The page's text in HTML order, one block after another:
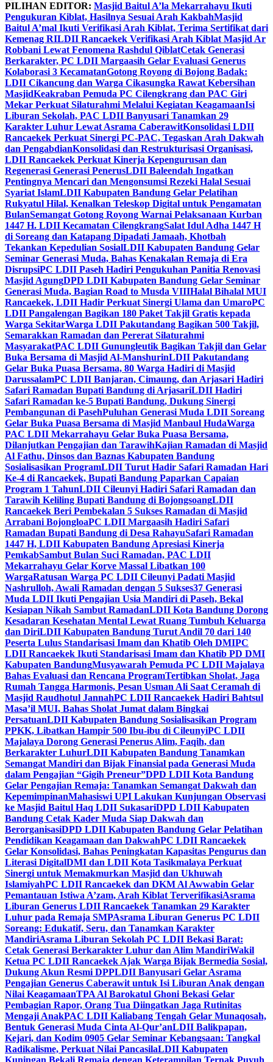
PILIHAN EDITOR: Masjid Baitul A’la Mekarrahayu Ikuti
Pengukuran Kiblat, Hasilnya Sesuai Arah KakbahMasjid
Baitul A’mal Ikuti Verifikasi Arah Kiblat, Terima Sertifikat dari
Kemenag RILDII Rancaekek Verifikasi Arah Kiblat Masjid Ar
Robbani Lewat Fenomena Rashdul QiblatCetak Generasi
Berkarakter, PC LDII Margaasih Gelar Evaluasi Generus
Kolaborasi 3 KecamatanGotong Royong di Bojong Badak:
LDII Cikancung dan Warga Cikasungka Rawat Kebersihan
MasjidKeakraban Pemuda PC Cilengkrang dan PAC Giri
Mekar Perkuat Silaturahmi Melalui Kegiatan KeagamaanIsi
Liburan Sekolah, PAC LDII Banyusari Tanamkan 29
Karakter Luhur Lewat Asrama CaberawitKonsolidasi LDII
Rancaekek Perkuat Sinergi PC-PAC, Tegaskan Arah Dakwah
dan PengabdianKonsolidasi dan Restrukturisasi Organisasi,
LDII Rancaekek Perkuat Kinerja Kepengurusan dan
Regenerasi Generasi PenerusLDII Baleendah Ingatkan
Pentingnya Mencari dan Mengonsumsi Rezeki Halal Sesuai
Syariat IslamLDII Kabupaten Bandung Gelar Pelatihan
Rukyatul Hilal, Kenalkan Teleskop Digital untuk Pengamatan
BulanSemangat Gotong Royong Warnai Pelaksanaan Kurban
1447 H. LDII Kecamatan CilengkrangSalat Idul Adha 1447 H
di Soreang dan Katapang Dipadati Jamaah, Khotbah
Tekankan Kepedulian SosialLDII Kabupaten Bandung Gelar
Seminar Generasi Muda, Bahas Kenakalan Remaja di Era
DisrupsiPC LDII Paseh Hadiri Pengukuhan Panitia Renovasi
Masjid AgungDPD LDII Kabupaten Bandung Gelar Seminar
Generasi Muda, Bagian Road to Musda VIIIHalal Bihalal MUI
Rancaekek, LDII Hadir Perkuat Sinergi Ulama dan UmaroPC
LDII Pangalengan Bagikan 180 Paket Takjil Gratis kepada
Warga SekitarWarga LDII Pakutandang Bagikan 500 Takjil,
Semarakkan Ramadan dan Pererat Silaturahmi
MasyarakatPAC LDII Gunungleutik Bagikan Takjil dan Gelar
Buka Bersama di Masjid Al-ManshurinLDII Pakutandang
Gelar Buka Puasa Bersama, 80 Warga Hadiri di Masjid
DarussalamPC LDII Banjaran, Cimaung, dan Arjasari Hadiri
Safari Ramadan Bupati Bandung di ArjasariLDII Hadiri
Safari Ramadan ke-5 Bupati Bandung, Dukung Sinergi
Pembangunan di PasehPuluhan Generasi Muda LDII Soreang
Gelar Buka Puasa Bersama di Masjid Manbaul HudaWarga
PAC LDII Mekarrahayu Gelar Buka Puasa Bersama,
Dilanjutkan Pengajian dan TarawihKajian Ramadan di Masjid
Al Fathu, Dinsos dan Baznas Kabupaten Bandung
Sosialisasikan ProgramLDII Turut Hadir Safari Ramadan Hari
Ke-4 di Rancaekek, Bupati Bandung Paparkan Capaian
Program 1 TahunLDII Cileunyi Hadiri Safari Ramadan dan
Tarawih Keliling Bupati Bandung di BojongsoangLDII
Rancaekek Beri Pembekalan 5 Sukses Ramadan di Masjid
Arrabani BojongloaPC LDII Margaasih Hadiri Safari
Ramadan Bupati Bandung di Desa RahayuSafari Ramadan
1447 H, LDII Kabupaten Bandung Apresiasi Kinerja
PemkabSambut Bulan Suci Ramadan, PAC LDII
Mekarrahayu Gelar Korve Massal Libatkan 100
WargaRatusan Warga PC LDII Cileunyi Padati Masjid
Nashrulloh, Awali Ramadan dengan 5 Sukses37 Generasi
Muda LDII Ikuti Pengajian Usia Mandiri di Paseh, Bekal
Kesiapan Nikah Sambut RamadanLDII Kota Bandung Dorong
Kesadaran Kesehatan Mental Lewat Ruang Tumbuh Keluarga
dan DiriLDII Kabupaten Bandung Turut Andil 70 dari 140
Peserta Lulus Standarisasi Imam dan Khatib Oleh DMIPC
LDII Rancaekek Ikuti Standarisasi Imam dan Khatib PD DMI
Kabupaten BandungMusyawarah Pemuda PC LDII Majalaya
Bahas Evaluasi dan Rencana ProgramTertibkan Sholat, Jaga
Rumah Tangga Harmonis, Pesan Usman Ali Saat Ceramah di
Masjid Raudhotul JannahPC LDII Rancaekek Hadiri Bahtsul
Masa’il MUI, Bahas Sholat Jumat dalam Bingkai
PersatuanLDII Kabupaten Bandung Sosialisasikan Program
PPKK, Libatkan Hampir 500 Ibu-ibu di CileunyiPC LDII
Majalaya Dorong Generasi Penerus Alim, Faqih, dan
Berkarakter LuhurLDII Kabupaten Bandung Tanamkan
Semangat Mandiri dan Bijak Finansial pada Generasi Muda
dalam Pengajian “Gigih Preneur”DPD LDII Kota Bandung
Gelar Pengajian Remaja: Tanamkan Semangat Dakwah dan
KepemimpinanMahasiswi UPI Lakukan Kunjungan Observasi
ke Masjid Baitul Haq LDII SukasariDPD LDII Kabupaten
Bandung Cetak Kader Muda Siap Dakwah dan
BerorganisasiDPD LDII Kabupaten Bandung Gelar Pelatihan
Pendidikan Keagamaan dan DakwahPC LDII Rancaekek
Gelar Konsolidasi, Bahas Peningkatan Kapasitas Pengurus dan
Literasi DigitalDMI dan LDII Kota Tasikmalaya Perkuat
Sinergi untuk Memakmurkan Masjid dan Ukhuwah
IslamiyahPC LDII Rancaekek dan DKM Al Awwabin Gelar
Pemantauan Istiwa A’zam, Arah Kiblat TerverifikasiAsrama
Liburan Generus LDII Rancaekek Tanamkan 29 Karakter
Luhur pada Remaja SMPAsrama Liburan Generus PC LDII
Soreang: Edukatif, Seru, dan Tanamkan Karakter
MandiriAsrama Liburan Sekolah PC LDII Bekasi Barat:
Cetak Generasi Berkarakter Luhur dan Alim MandiriWakil
Ketua PC LDII Rancaekek Ajak Warga Bijak Bermedia Sosial,
Dukung Akun Resmi DPPLDII Banyusari Gelar Asrama
Pengajian Generus Caberawit untuk Isi Liburan Anak dengan
Nilai KeagamaanTPA Al Barokatul Ghoni Bekasi Gelar
Pembagian Rapor, Orang Tua Diingatkan Jaga Rutinitas
Mengaji AnakPAC LDII Kaliabang Tengah Gelar Munaqosah,
Bentuk Generasi Muda Cinta Al-Qur’anLDII Balikpapan,
Kejari, dan Kodim 0905 Gelar Seminar Kebangsaan: Tangkal
Radikalisme, Perkuat Nilai PancasilaLDII Kabupaten